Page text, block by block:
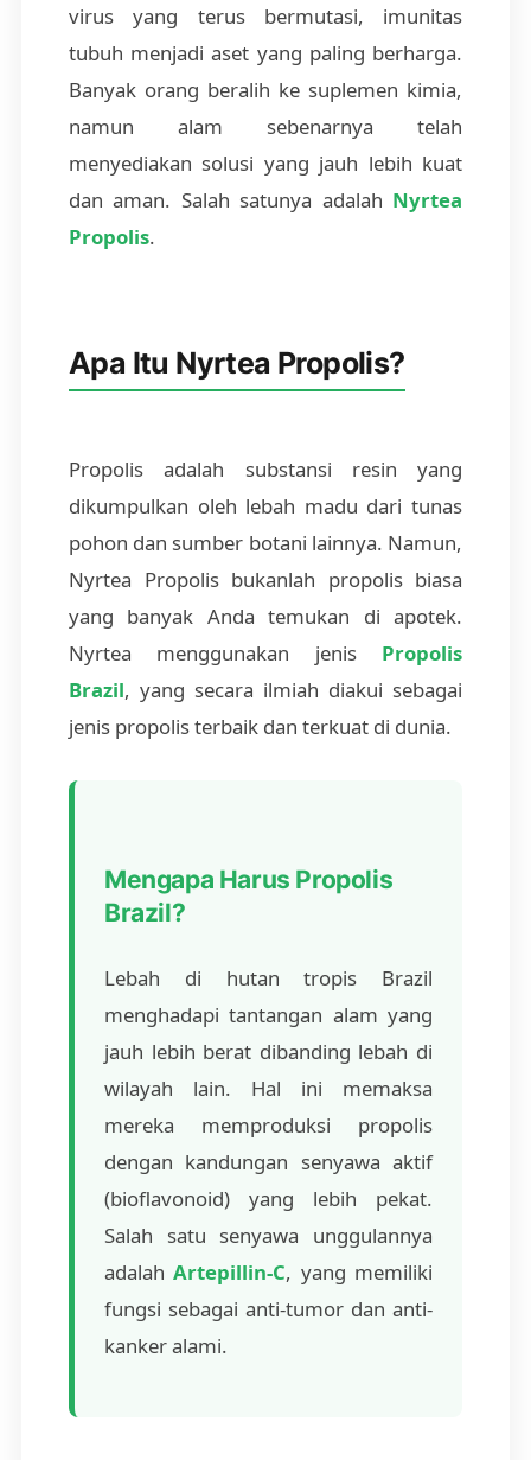
virus yang terus bermutasi, imunitas
tubuh menjadi aset yang paling berharga.
Banyak orang beralih ke suplemen kimia,
namun alam sebenarnya telah
menyediakan solusi yang jauh lebih kuat
dan aman. Salah satunya adalah Nyrtea
Propolis.
Apa Itu Nyrtea Propolis?
Propolis adalah substansi resin yang
dikumpulkan oleh lebah madu dari tunas
pohon dan sumber botani lainnya. Namun,
Nyrtea Propolis bukanlah propolis biasa
yang banyak Anda temukan di apotek.
Nyrtea menggunakan jenis Propolis
Brazil, yang secara ilmiah diakui sebagai
jenis propolis terbaik dan terkuat di dunia.
Mengapa Harus Propolis
Brazil?
Lebah di hutan tropis Brazil
menghadapi tantangan alam yang
jauh lebih berat dibanding lebah di
wilayah lain. Hal ini memaksa
mereka memproduksi propolis
dengan kandungan senyawa aktif
(bioflavonoid) yang lebih pekat.
Salah satu senyawa unggulannya
adalahArtepillin-C, yang memiliki
fungsi sebagai anti-tumor dan anti-
kanker alami.